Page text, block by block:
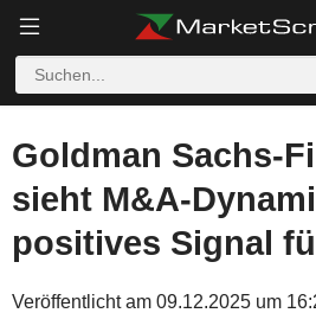
Goldman Sachs-
sieht M&A-
positives Signal
Veröffentlicht am 09.12.2025 um